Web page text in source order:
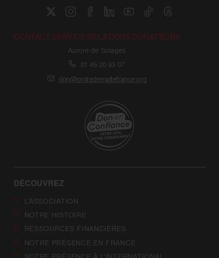
CONTACT SERVICE RELATIONS DONATEURS
Aurore de Solages
01 45 20 93 07
don@ordredemaltefrance.org
DÉCOUVREZ
L’ASSOCIATION
NOTRE HISTOIRE
RESSOURCES FINANCIÈRES
NOTRE PRÉSENCE EN FRANCE